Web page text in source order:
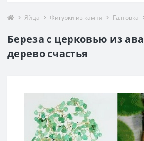
Яйца Фигурки из камня Галтовка
Береза с церковью из
дерево счастья